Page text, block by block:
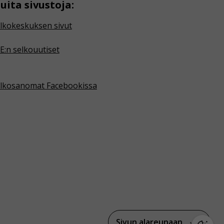
sivustoja:
sivut
selkouutiset
Facebookissa